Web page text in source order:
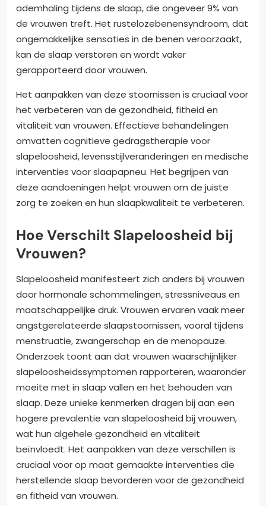
ademhaling tijdens de slaap, die ongeveer 9% van
de vrouwen treft. Het rustelozebenensyndroom, dat
ongemakkelijke sensaties in de benen veroorzaakt,
kan de slaap verstoren en wordt vaker
gerapporteerd door vrouwen.
Het aanpakken van deze stoornissen is cruciaal voor
het verbeteren van de gezondheid, fitheid en
vitaliteit van vrouwen. Effectieve behandelingen
omvatten cognitieve gedragstherapie voor
slapeloosheid, levensstijlveranderingen en medische
interventies voor slaapapneu. Het begrijpen van
deze aandoeningen helpt vrouwen om de juiste
zorg te zoeken en hun slaapkwaliteit te verbeteren.
Hoe Verschilt Slapeloosheid bij
Vrouwen?
Slapeloosheid manifesteert zich anders bij vrouwen
door hormonale schommelingen, stressniveaus en
maatschappelijke druk. Vrouwen ervaren vaak meer
angstgerelateerde slaapstoornissen, vooral tijdens
menstruatie, zwangerschap en de menopauze.
Onderzoek toont aan dat vrouwen waarschijnlijker
slapeloosheidssymptomen rapporteren, waaronder
moeite met in slaap vallen en het behouden van
slaap. Deze unieke kenmerken dragen bij aan een
hogere prevalentie van slapeloosheid bij vrouwen,
wat hun algehele gezondheid en vitaliteit
beïnvloedt. Het aanpakken van deze verschillen is
cruciaal voor op maat gemaakte interventies die
herstellende slaap bevorderen voor de gezondheid
en fitheid van vrouwen.